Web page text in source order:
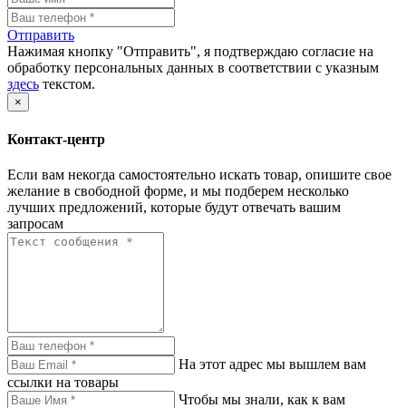
Отправить
Нажимая кнопку "Отправить", я подтверждаю согласие на
обработку персональных данных в соответствии с указным
здесь текстом.
×
Контакт-центр
Если вам некогда самостоятельно искать товар, опишите свое
желание в свободной форме, и мы подберем несколько
лучших предложений, которые будут отвечать вашим
запросам
На этот адрес мы вышлем вам
ссылки на товары
Чтобы мы знали, как к вам